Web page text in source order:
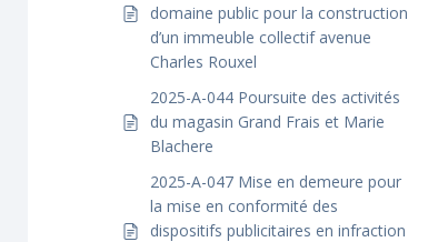
domaine public pour la construction
d’un immeuble collectif avenue
Charles Rouxel
2025-A-044 Poursuite des activités
du magasin Grand Frais et Marie
Blachere
2025-A-047 Mise en demeure pour
la mise en conformité des
dispositifs publicitaires en infraction